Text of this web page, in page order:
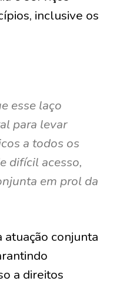
inclusive os
esse laço
para levar
a todos os
difícil acesso,
em prol da
atuação conjunta
a direitos